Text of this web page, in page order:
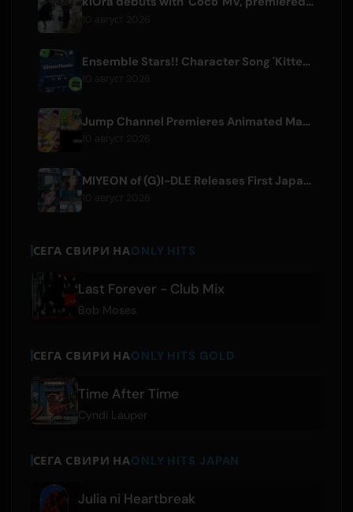
Ensemble Stars!! Character Song 'Kitten Homie' by Ritsu Sakuma Releases Worldwide
Jump Channel Premieres Animated Manga for Three New Shonen Jump Series
MIYEON of (G)I-DLE Releases First Japanese Solo Single 'RUN AWAY'
СЕГА СВИРИ НАONLY HITS
Last Forever - Club Mix
Bob Moses
СЕГА СВИРИ НАONLY HITS GOLD
Time After Time
Cyndi Lauper
СЕГА СВИРИ НАONLY HITS JAPAN
Julia ni Heartbreak